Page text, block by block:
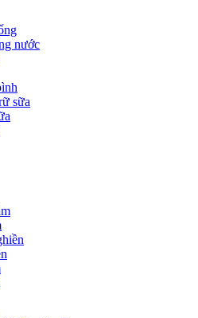
nước
sữa